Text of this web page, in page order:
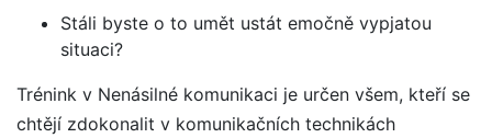
Stáli byste o to umět ustát emočně vypjatou
situaci?
Trénink v Nenásilné komunikaci je určen všem, kteří se
chtějí zdokonalit v komunikačních technikách